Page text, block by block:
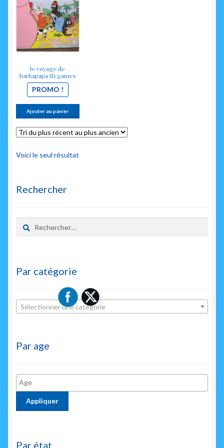
le voyage de
barbapapa tf1 games
PROMO !
était :
9.00€.
est :
8.00€.
Ajouter au panier
Voici le seul résultat
Rechercher
Rechercher :
Par catégorie
Sélectionner une catégorie
Par age
Appliquer
Par état